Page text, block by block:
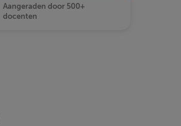
Aangeraden door 500+
docenten